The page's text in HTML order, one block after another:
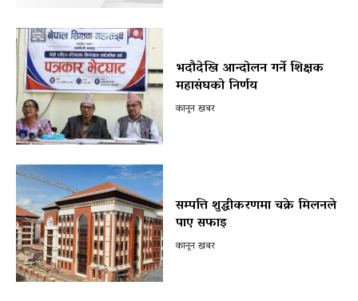
भदौदेखि आन्दोलन गर्ने शिक्षक
महासंघको निर्णय
कानून खबर
सम्पत्ति शुद्धीकरणमा चक्रे मिलनले
पाए सफाइ
कानून खबर